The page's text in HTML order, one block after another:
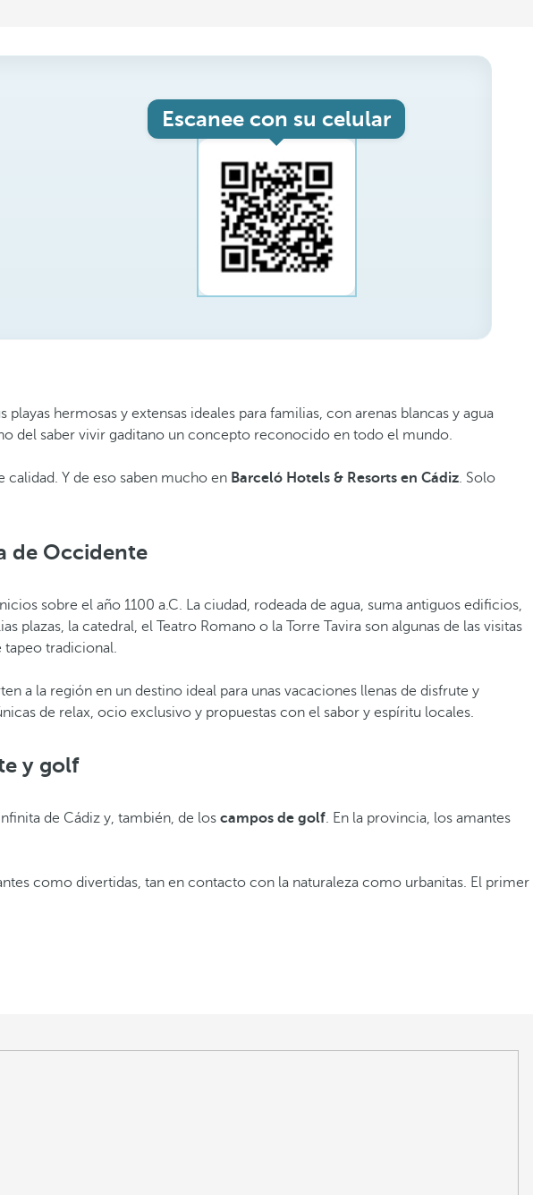
Escanee con su celular
hermosas y extensas ideales para familias, con arenas blancas y agua
del saber vivir gaditano un concepto reconocido en todo el mundo.
calidad. Y de eso saben mucho en Barceló Hotels & Resorts en Cádiz. Solo
de Occidente
sobre el año 1100 a.C. La ciudad, rodeada de agua, suma antiguos edificios,
la catedral, el Teatro Romano o la Torre Tavira son algunas de las visitas
tapeo tradicional.
a la región en un destino ideal para unas vacaciones llenas de disfrute y
de relax, ocio exclusivo y propuestas con el sabor y espíritu locales.
y golf
de Cádiz y, también, de los campos de golf. En la provincia, los amantes
como divertidas, tan en contacto con la naturaleza como urbanitas. El primer